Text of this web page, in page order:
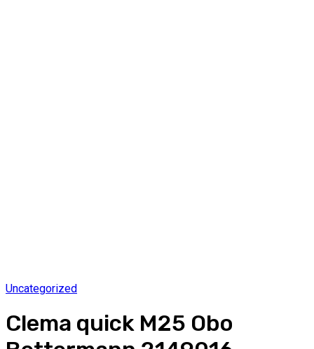
Uncategorized
Clema quick M25 Obo